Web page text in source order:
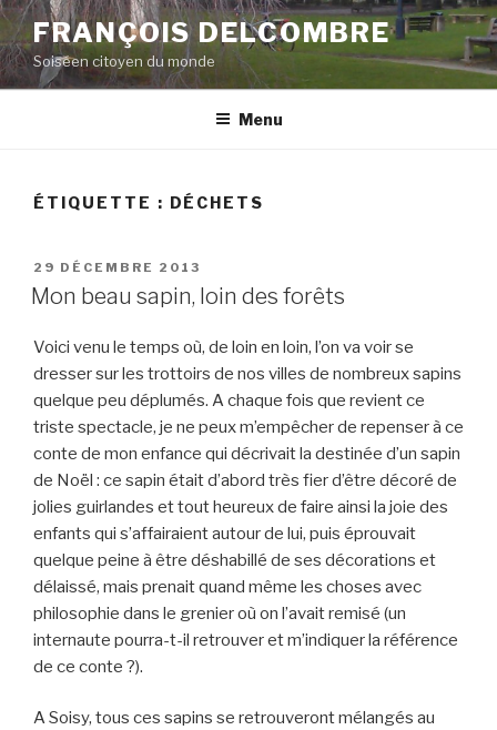
Aller
au
contenu
principal
FRANÇOIS DELCOMBRE
Soiséen citoyen du monde
Menu
ÉTIQUETTE : DÉCHETS
PUBLIÉ
LE
29 DÉCEMBRE 2013
Mon beau sapin, loin des forêts
Voici venu le temps où, de loin en loin, l’on va voir se
dresser sur les trottoirs de nos villes de nombreux sapins
quelque peu déplumés. A chaque fois que revient ce
triste spectacle, je ne peux m’empêcher de repenser à ce
conte de mon enfance qui décrivait la destinée d’un sapin
de Noël : ce sapin était d’abord très fier d’être décoré de
jolies guirlandes et tout heureux de faire ainsi la joie des
enfants qui s’affairaient autour de lui, puis éprouvait
quelque peine à être déshabillé de ses décorations et
délaissé, mais prenait quand même les choses avec
philosophie dans le grenier où on l’avait remisé (un
internaute pourra-t-il retrouver et m’indiquer la référence
de ce conte ?).
A Soisy, tous ces sapins se retrouveront mélangés au